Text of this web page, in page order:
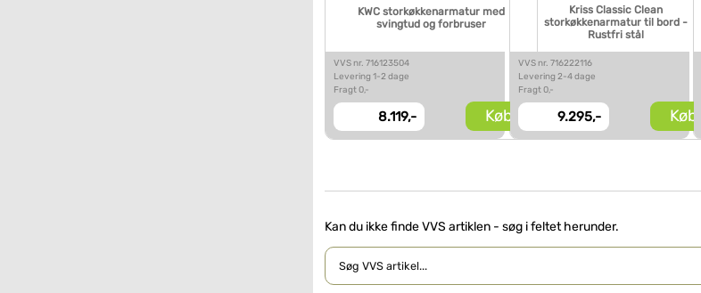
KWC storkøkkenarmatur med
svingtud og forbruser
VVS nr. 716123504
Levering 1-2 dage
Fragt 0,-
8.119,- Køb
Kriss Classic Clean
storkøkkenarmatur til bord -
Rustfri stål
VVS nr. 716222116
Levering 2-4 dage
Fragt 0,-
9.295,- Køb
Kan du ikke finde VVS artiklen - søg i feltet herunder.